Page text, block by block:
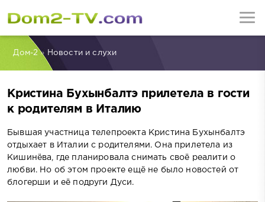
Дом-2» Новости и слухи
Кристина Бухынбалтэ прилетела в гости
к родителям в Италию
Бывшая участница телепроекта Кристина Бухынбалтэ
отдыхает в Италии с родителями. Она прилетела из
Кишинёва, где планировала снимать своё реалити о
любви. Но об этом проекте ещё не было новостей от
блогерши и её подруги Дуси.